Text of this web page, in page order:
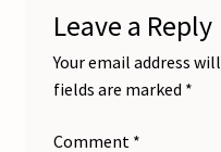
Leave a Reply
Your email address
fields are marked *
Comment *